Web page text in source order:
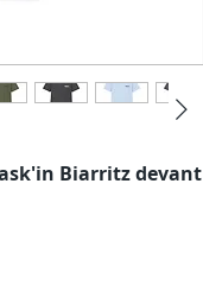
Biarritz devant